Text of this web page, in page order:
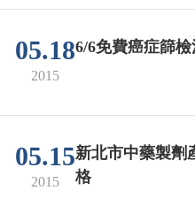
05.18
2015
6/6免費癌症篩
05.15
2015
新北市中藥製劑
格